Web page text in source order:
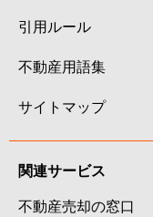
引用ルール
不動産用語集
サイトマップ
関連サービス
不動産売却の窓口